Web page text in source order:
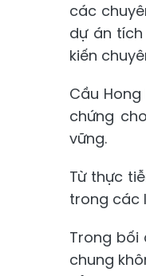
các
dự án
kiến
Cầu
chứng
vững.
Từ thực
trong các
Trong bối
chung